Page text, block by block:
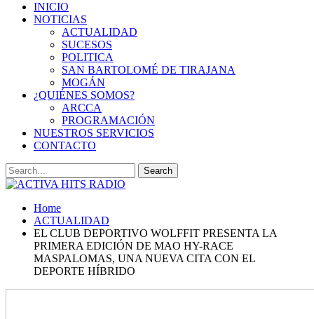
INICIO
NOTICIAS
ACTUALIDAD
SUCESOS
POLITICA
SAN BARTOLOMÉ DE TIRAJANA
MOGÁN
¿QUIÉNES SOMOS?
ARCCA
PROGRAMACIÓN
NUESTROS SERVICIOS
CONTACTO
Home
ACTUALIDAD
EL CLUB DEPORTIVO WOLFFIT PRESENTA LA
PRIMERA EDICIÓN DE MAO HY-RACE
MASPALOMAS, UNA NUEVA CITA CON EL
DEPORTE HÍBRIDO